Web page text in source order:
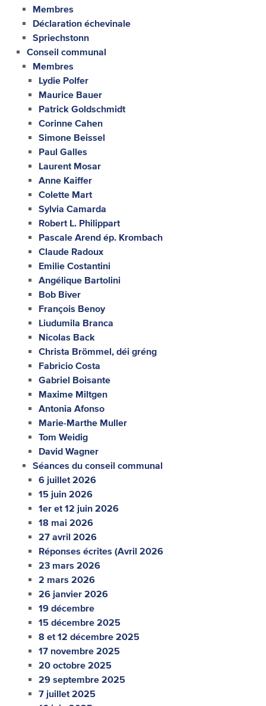
Membres
Déclaration échevinale
Spriechstonn
Conseil communal
Membres
Lydie Polfer
Maurice Bauer
Patrick Goldschmidt
Corinne Cahen
Simone Beissel
Paul Galles
Laurent Mosar
Anne Kaiffer
Colette Mart
Sylvia Camarda
Robert L. Philippart
Pascale Arend ép. Krombach
Claude Radoux
Emilie Costantini
Angélique Bartolini
Bob Biver
François Benoy
Liudumila Branca
Nicolas Back
Christa Brömmel, déi gréng
Fabricio Costa
Gabriel Boisante
Maxime Miltgen
Antonia Afonso
Marie-Marthe Muller
Tom Weidig
David Wagner
Séances du conseil communal
6 juillet 2026
15 juin 2026
1er et 12 juin 2026
18 mai 2026
27 avril 2026
Réponses écrites (Avril 2026
23 mars 2026
2 mars 2026
26 janvier 2026
19 décembre
15 décembre 2025
8 et 12 décembre 2025
17 novembre 2025
20 octobre 2025
29 septembre 2025
7 juillet 2025